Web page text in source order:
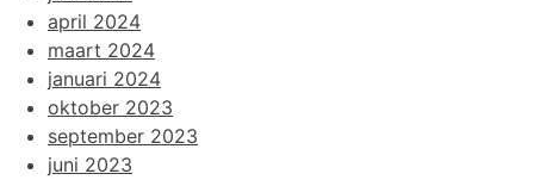
april 2024
maart 2024
januari 2024
oktober 2023
september 2023
juni 2023